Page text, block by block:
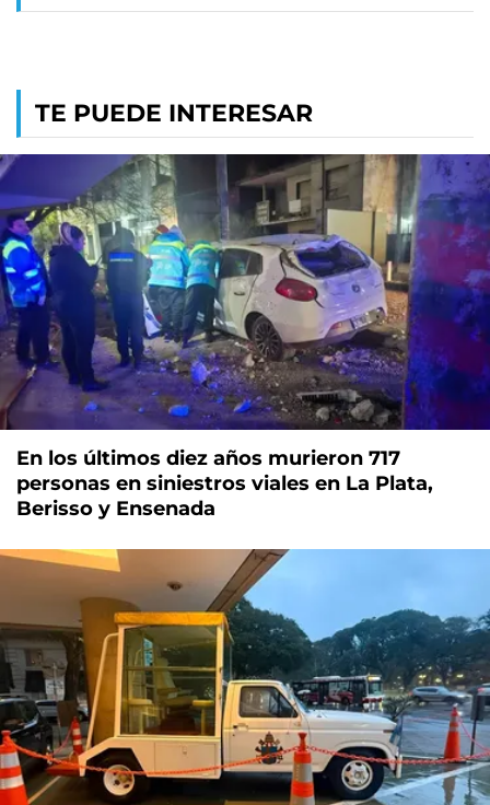
TE PUEDE INTERESAR
En los últimos diez años murieron 717
personas en siniestros viales en La Plata,
Berisso y Ensenada